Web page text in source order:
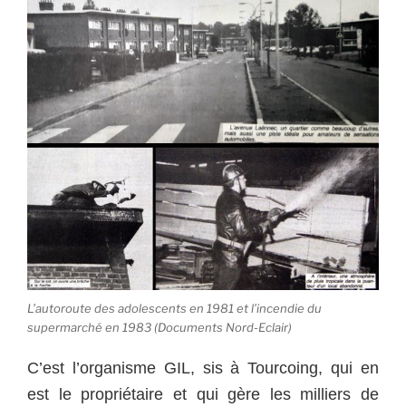
L’autoroute des adolescents en 1981 et l’incendie du
supermarché en 1983 (Documents Nord-Eclair)
C’est l’organisme GIL, sis à Tourcoing, qui en
est le propriétaire et qui gère les milliers de